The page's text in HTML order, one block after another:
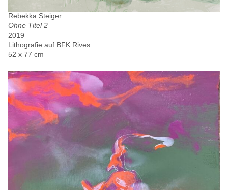
Rebekka Steiger
Ohne Titel 2
2019
Lithografie auf BFK Rives
52 x 77 cm